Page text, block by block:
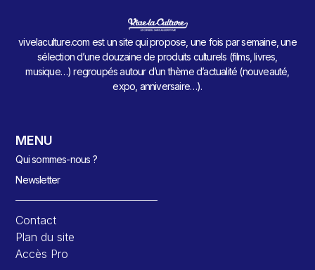
vivelaculture.com est un site qui propose, une fois par semaine, une
sélection d’une douzaine de produits culturels (films, livres,
musique…) regroupés autour d’un thème d’actualité (nouveauté,
expo, anniversaire…).
MENU
Qui sommes-nous ?
Newsletter
Contact
Plan du site
Accès Pro